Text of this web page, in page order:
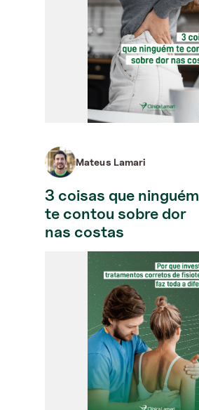
Mateus Lamari
3 coisas que ninguém
te contou sobre dor
nas costas